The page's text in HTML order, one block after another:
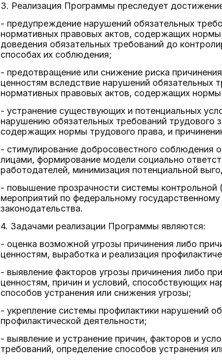
3. Реализация Программы преследует
- предупреждение нарушений обязательных
нормативных правовых актов, содержащих
доведения обязательных требований до
способах их соблюдения;
- предотвращение или снижение риска
ценностям вследствие нарушений обязательных
нормативных правовых актов, содержащих нормы
- устранение существующих и потенциальных
нарушению обязательных требований трудового
содержащих нормы трудового права, и
- стимулирование добросовестного соблюдения
лицами, формирование модели социально
работодателей, минимизация потенциальной
- повышение прозрачности системы контрольной
мероприятий по федеральному
законодательства.
4. Задачами реализации Программы являются:
- оценка возможной угрозы причинения либо
ценностям, выработка и реализация
- выявление факторов угрозы причинения либо
ценностям, причин и условий, способствующих
способов устранения или снижения угрозы;
- укрепление системы профилактики нарушений
профилактической деятельности;
- выявление и устранение причин, факторов и
требований, определение способов устранения